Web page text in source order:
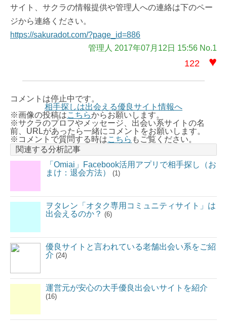
サイト、サクラの情報提供や管理人への連絡は下のペー
ジから連絡ください。
https://sakuradot.com/?page_id=886
管理人 2017年07月12日 15:56 No.1
122 ♥
コメントは停止中です。
相手探しは出会える優良サイト情報へ
※画像の投稿はこちらからお願いします。
※サクラのプロフやメッセージ、出会い系サイトの名
前、URLがあったら一緒にコメントをお願いします。
※コメントで質問する時はこちら もご覧ください。
関連する分析記事
「Omiai」Facebook活用アプリで相手探し（お
まけ：退会方法）
(1)
ヲタレン「オタク専用コミュニティサイト」は
出会えるのか？ (6)
優良サイトと言われている老舗出会い系をご紹
介 (24)
運営元が安心の大手優良出会いサイトを紹介
(16)